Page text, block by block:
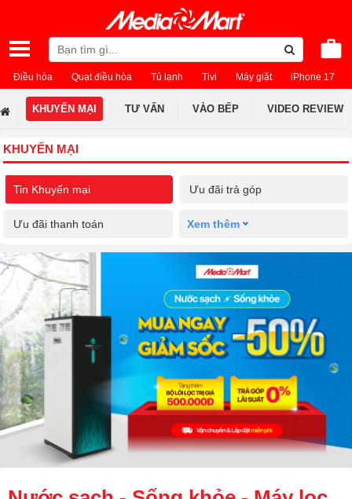
Điều hòa Quạt điều hòa Tủ lạnh Tivi Máy giặt iPhone 17
KHUYẾN MẠI TƯ VẤN VÀO BẾP VIDEO REVIEW
KHUYẾN MẠI
Tin Khuyến mại Ưu đãi trả góp
Ưu đãi thanh toán Xem thêm